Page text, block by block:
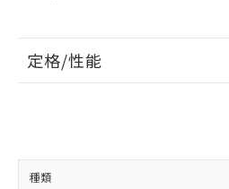
定格/性能
種類